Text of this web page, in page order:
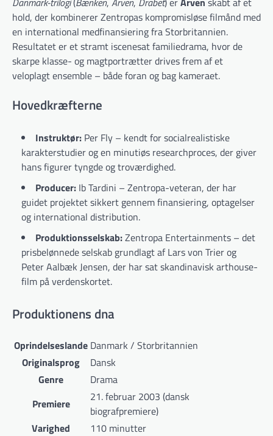
hold, der kombinerer Zentropas kompromisløse filmånd med
en international medfinansiering fra Storbritannien.
Resultatet er et stramt iscenesat familiedrama, hvor de
skarpe klasse- og magtportrætter drives frem af et
veloplagt ensemble – både foran og bag kameraet.
Hovedkræfterne
Instruktør: Per Fly – kendt for socialrealistiske
karakterstudier og en minutiøs researchproces, der giver
hans figurer tyngde og troværdighed.
Producer: Ib Tardini – Zentropa-veteran, der har
guidet projektet sikkert gennem finansiering, optagelser
og international distribution.
Produktionsselskab:Zentropa Entertainments – det
prisbelønnede selskab grundlagt af Lars von Trier og
Peter Aalbæk Jensen, der har sat skandinavisk arthouse-
film på verdenskortet.
Produktionens dna
Oprindelseslande Danmark / Storbritannien
Originalsprog
Dansk
Genre
Drama
Premiere
21. februar 2003 (dansk
biografpremiere)
Varighed
110 minutter